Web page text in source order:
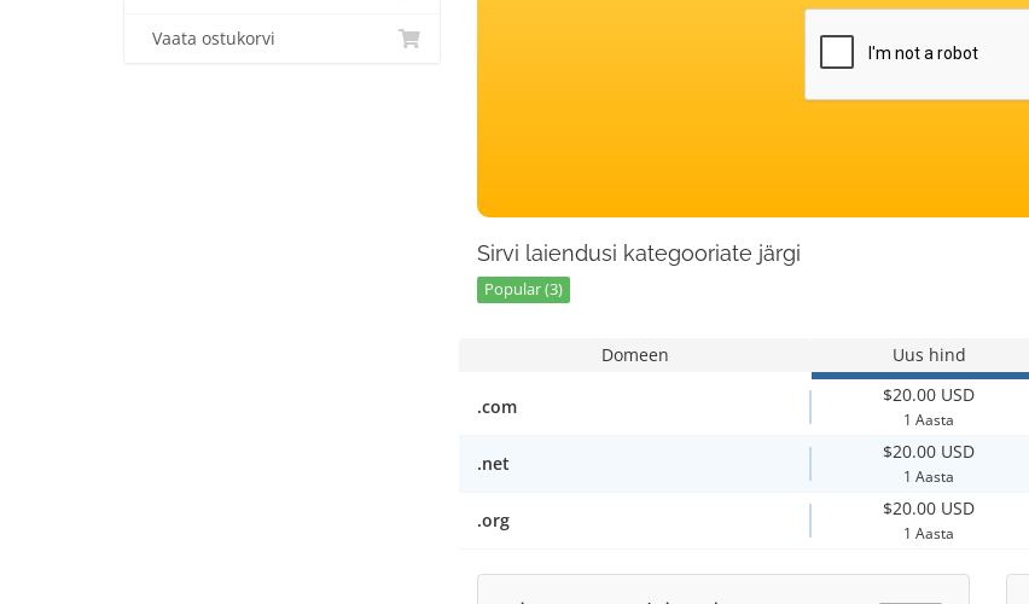
Vaata ostukorvi
Sirvi laiendusi kategooriate järgi
Popular (3)
Domeen Uus hind
.com
$20.00 USD
1 Aasta
.net
$20.00 USD
1 Aasta
.org
$20.00 USD
1 Aasta